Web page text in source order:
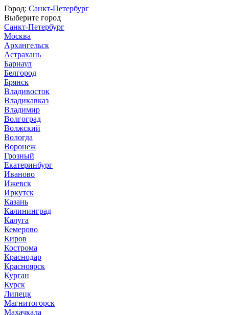
Город: Санкт-Петербург
Выберите город
Санкт-Петербург
Москва
Архангельск
Астрахань
Барнаул
Белгород
Брянск
Владивосток
Владикавказ
Владимир
Волгоград
Волжский
Вологда
Воронеж
Грозный
Екатеринбург
Иваново
Ижевск
Иркутск
Казань
Калининград
Калуга
Кемерово
Киров
Кострома
Краснодар
Красноярск
Курган
Курск
Липецк
Магнитогорск
Махачкала